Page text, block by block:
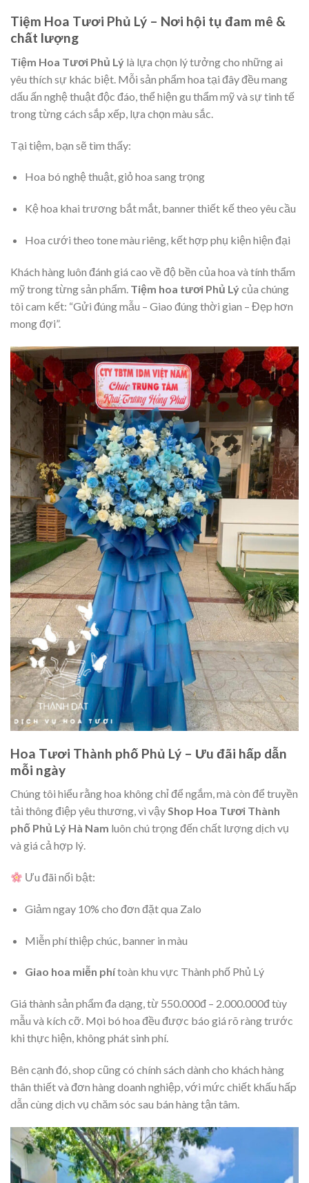
Tiệm Hoa Tươi Phủ Lý – Nơi hội tụ đam mê &
chất lượng
Tiệm Hoa Tươi Phủ Lý là lựa chọn lý tưởng cho những ai
yêu thích sự khác biệt. Mỗi sản phẩm hoa tại đây đều mang
dấu ấn nghệ thuật độc đáo, thể hiện gu thẩm mỹ và sự tinh tế
trong từng cách sắp xếp, lựa chọn màu sắc.
Tại tiệm, bạn sẽ tìm thấy:
Hoa bó nghệ thuật, giỏ hoa sang trọng
Kệ hoa khai trương bắt mắt, banner thiết kế theo yêu cầu
Hoa cưới theo tone màu riêng, kết hợp phụ kiện hiện đại
Khách hàng luôn đánh giá cao về độ bền của hoa và tính thẩm
mỹ trong từng sản phẩm. Tiệm hoa tươi Phủ Lýcủa chúng
tôi cam kết: “Gửi đúng mẫu – Giao đúng thời gian – Đẹp hơn
mong đợi”.
Hoa Tươi Thành phố Phủ Lý – Ưu đãi hấp dẫn
mỗi ngày
Chúng tôi hiểu rằng hoa không chỉ để ngắm, mà còn để truyền
tải thông điệp yêu thương, vì vậyShop Hoa Tươi Thành
phố Phủ Lý Hà Nam luôn chú trọng đến chất lượng dịch vụ
và giá cả hợp lý.
Ưu đãi nổi bật:
Giảm ngay 10% cho đơn đặt qua Zalo
Miễn phí thiệp chúc, banner in màu
Giao hoa miễn phítoàn khu vực Thành phố Phủ Lý
Giá thành sản phẩm đa dạng, từ 550.000đ – 2.000.000đ tùy
mẫu và kích cỡ. Mọi bó hoa đều được báo giá rõ ràng trước
khi thực hiện, không phát sinh phí.
Bên cạnh đó, shop cũng có chính sách dành cho khách hàng
thân thiết và đơn hàng doanh nghiệp, với mức chiết khấu hấp
dẫn cùng dịch vụ chăm sóc sau bán hàng tận tâm.